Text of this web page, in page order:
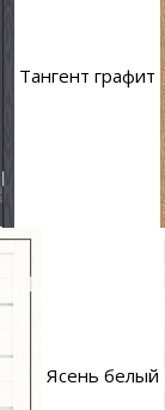
Тангент графит
Ясень белый